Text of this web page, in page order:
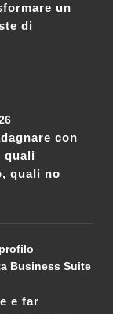
un
di
con
quali
quali no
e far